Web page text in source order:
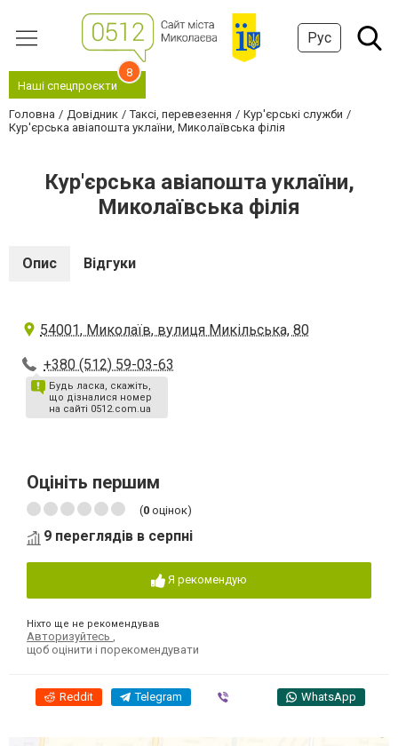
Рус
Наші спецпроєкти
8
Головна Довідник Таксі, перевезення
Кур'єрські служби
Кур'єрська авіапошта уклаїни, Миколаївська філія
Кур'єрська авіапошта уклаїни,
Миколаївська філія
Опис Відгуки
54001, Миколаїв, вулиця Микільська, 80
+380 (512) 59-03-63
Будь ласка, скажіть,
що дізналися номер
на сайті 0512.com.ua
Оцініть першим
(0 оцінок)
9 переглядів в серпні
Я рекомендую
Ніхто ще не рекомендував
Авторизуйтесь
щоб оцінити і порекомендувати
Reddit Telegram WhatsApp